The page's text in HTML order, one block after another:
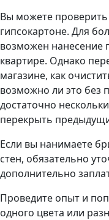
Вы можете
гипсокартоне. Для
возможен нанесение
квартире. Однако
магазине, как
возможно ли это без
достаточно
перекрыть
Если вы нанимаете
стен, обязательно
дополнительно
Проведите опыт и
одного цвета или